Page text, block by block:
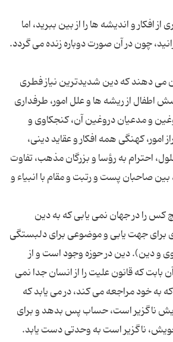
و اندیشه ها را از بین ببرید، اما
چون در آن صورت دوباره زنده می گردد.
می دهند که دین شدیدترین نیاز فطری
اطفال از ریشه ها و علل امور، طرفداری
و مدعیان دروغین آن، کنجکاوی و
امور، کهنگی همه افکار و عقاید دینی،
احترام به رؤسا و بزرگان مذهب، تفاوت
صاحبان پست و رتبت و مقام با انبیاء و
کس را در جهان نمی یابی که به دین
برای جهت یابی و موضوعی برای دلبستگی
و دین). دین در حوزه وجود است و از
بابت که قانون علیت را از انسان جدا نمی
به خود مراجعه می کند، در می یابد که
ناگزیر است، حساب پس بدهد و برای
ناگزیر است به وحدتی دست یابد.